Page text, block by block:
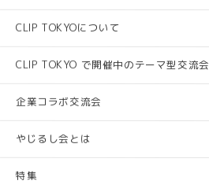
CLIP TOKYOについて
CLIP TOKYO で開催中のテーマ型交流会
企業コラボ交流会
やじるし会とは
特集